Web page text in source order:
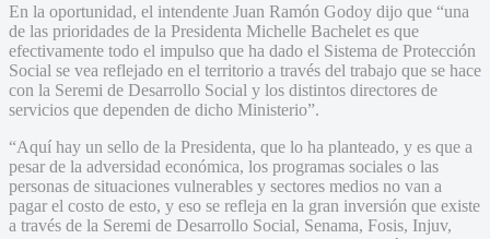
En la oportunidad, el intendente Juan Ramón Godoy dijo que “una
de las prioridades de la Presidenta Michelle Bachelet es que
efectivamente todo el impulso que ha dado el Sistema de Protección
Social se vea reflejado en el territorio a través del trabajo que se hace
con la Seremi de Desarrollo Social y los distintos directores de
servicios que dependen de dicho Ministerio”.
“Aquí hay un sello de la Presidenta, que lo ha planteado, y es que a
pesar de la adversidad económica, los programas sociales o las
personas de situaciones vulnerables y sectores medios no van a
pagar el costo de esto, y eso se refleja en la gran inversión que existe
a través de la Seremi de Desarrollo Social, Senama, Fosis, Injuv,